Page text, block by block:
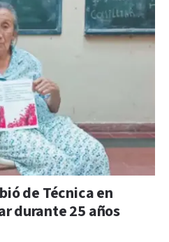
de Técnica en
durante 25 años